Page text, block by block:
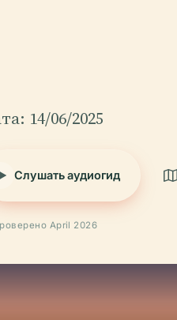
14/06/2025
Слушать аудиогид
April 2026